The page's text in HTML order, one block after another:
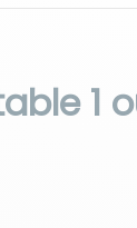
1